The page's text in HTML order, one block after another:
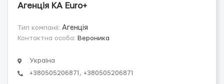
Агенція KA Euro+
Тип компанії: Агенція
Контактна особа: Вероника
Україна
+380505206871, +380505206871